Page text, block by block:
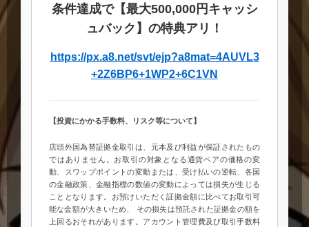
条件達成で【最大500,000円キャッシ
ュバック】の特典アリ！
https://px.a8.net/svt/ejp?a8mat=4AUVL3
+2Z6BP6+1WP2+6C1VN
【投資にかかる手数料、リスク等について】
店頭外国為替証拠金取引は、元本及び利益が保証されたもの
ではありません。お取引の対象となる通貨ペアの価格の変
動、スワップポイントの変動または、受け払いの逆転、各国
の金融政策、金融指標の数値の変動によっては損失が生じる
こととなります。お預けいただく証拠金額に比べてお取引可
能な金額が大きいため、 その損失は預託された証拠金の額を
上回るおそれがあります。アカウント管理費及び取引手数料